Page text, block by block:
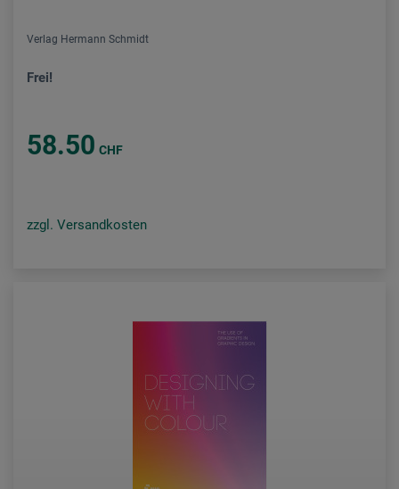
Verlag Hermann Schmidt
Frei!
58.50 CHF
zzgl. Versandkosten